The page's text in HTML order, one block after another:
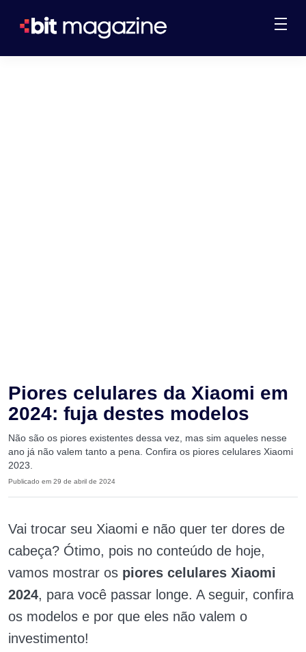
Piores celulares da Xiaomi em
2024: fuja destes modelos
Não são os piores existentes dessa vez, mas sim aqueles nesse
ano já não valem tanto a pena. Confira os piores celulares Xiaomi
2023.
Publicado em 29 de abril de 2024
Vai trocar seu Xiaomi e não quer ter dores de
cabeça? Ótimo, pois no conteúdo de hoje,
vamos mostrar os piores celulares Xiaomi
2024, para você passar longe. A seguir, confira
os modelos e por que eles não valem o
investimento!